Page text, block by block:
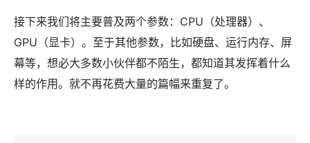
接下来我们将主要普及两个参数：CPU（处理器）、
GPU（显卡）。至于其他参数，比如硬盘、运行内存、屏
幕等，想必大多数小伙伴都不陌生，都知道其发挥着什么
样的作用。就不再花费大量的篇幅来重复了。